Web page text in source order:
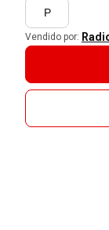
P
Vendido por: